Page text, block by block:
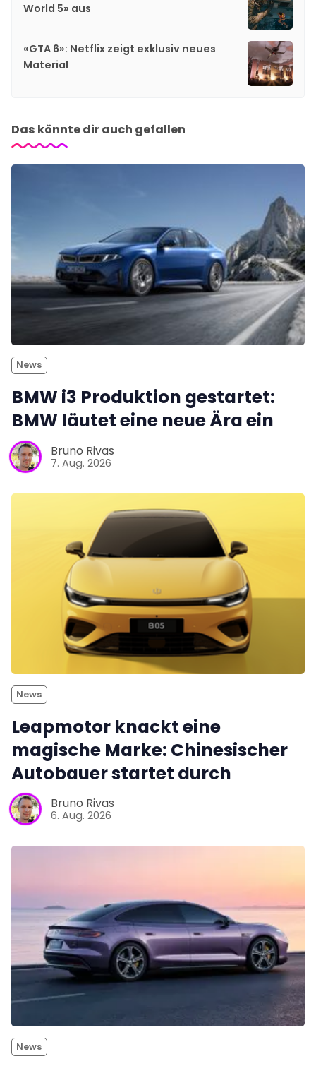
World 5» aus
«GTA 6»: Netflix zeigt exklusiv neues
Material
Das könnte dir auch gefallen
News
BMW i3 Produktion gestartet:
BMW läutet eine neue Ära ein
Bruno Rivas
7. Aug. 2026
News
Leapmotor knackt eine
magische Marke: Chinesischer
Autobauer startet durch
Bruno Rivas
6. Aug. 2026
News